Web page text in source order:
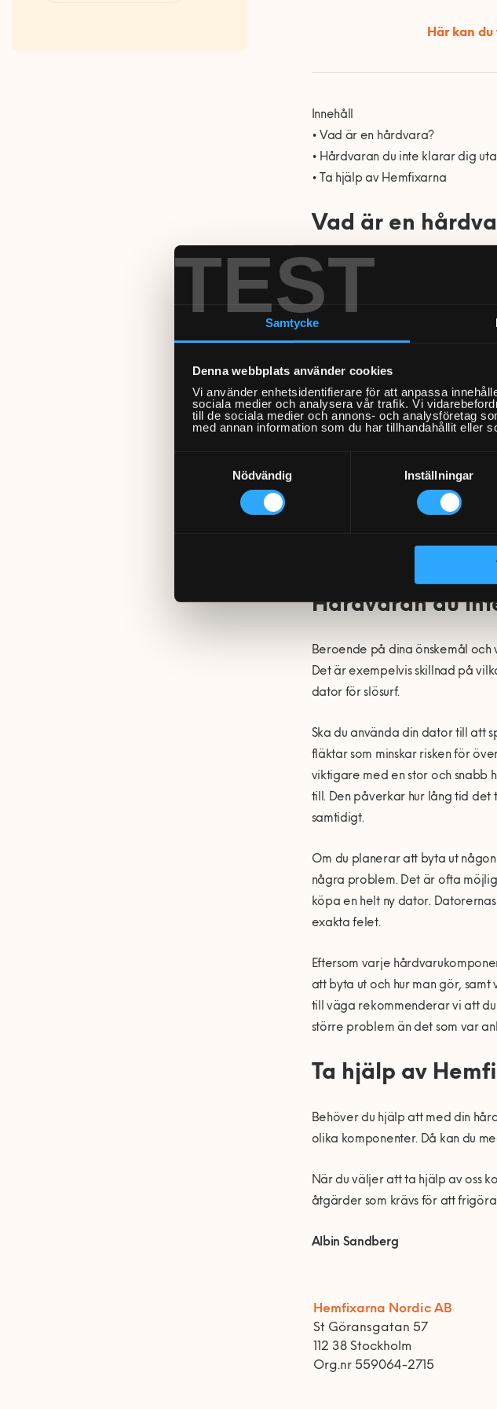
TEST
Samtycke
Denna webbplats använder cookies
Vi använder enhetsidentifierare för att anpassa
sociala medier och analysera vår trafik. Vi
till de sociala medier och annons- och analysföretag
med annan information som du har tillhandahållit eller
Nödvändig
Inställningar
Här kan
Innehåll
• Vad är en hårdvara?
• Hårdvaran du inte klarar dig
• Ta hjälp av Hemfixarna
Vad är en
När man pratar om hårdvara,
alltså ett samlingsnamn för de
datorskärm, tangentbord, datorn
Motsatsen till hårdvara är
vad den ska göra. Det kan
både hård- och mjukvara.
Här kan du
Hårdvaran du
Beroende på dina önskemål
Det är exempelvis skillnad på
dator för slösurf.
Ska du använda din dator till att
fläktar som minskar risken för
viktigare med en stor och snabb
till. Den påverkar hur lång tid det
samtidigt.
Om du planerar att byta ut
några problem. Det är ofta
köpa en helt ny dator.
exakta felet.
Eftersom varje
att byta ut och hur man gör,
till väga rekommenderar vi att
större problem än det som var
Ta hjälp av
Behöver du hjälp att med din
olika komponenter. Då kan du
När du väljer att ta hjälp av oss
åtgärder som krävs för att frigöra
Albin Sandberg
Hemfixarna Nordic AB
St Göransgatan 57
112 38 Stockholm
Org.nr 559064-2715